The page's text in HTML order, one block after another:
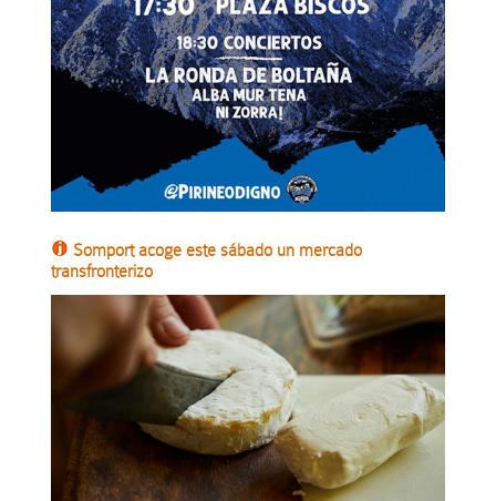
Somport acoge este sábado un mercado
transfronterizo